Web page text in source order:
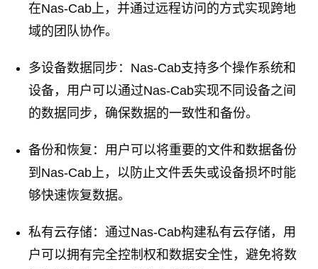
在Nas-Cab上，并通过远程访问的方式实现跨地
域的团队协作。
多设备数据同步：Nas-Cab支持多个操作系统和
设备，用户可以通过Nas-Cab实现不同设备之间
的数据同步，确保数据的一致性和备份。
备份和恢复：用户可以将重要的文件和数据备份
到Nas-Cab上，以防止文件丢失或设备损坏时能
够快速恢复数据。
私有云存储：通过Nas-Cab构建私有云存储，用
户可以拥有完全控制权和数据安全性，避免将数